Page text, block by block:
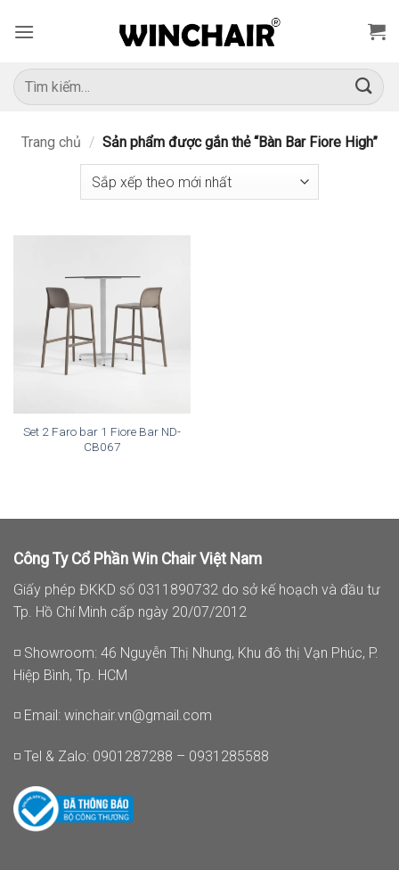
qua
dung
Tìm
kiếm:
Trang chủ / Sản phẩm được gắn thẻ “Bàn Bar Fiore High”
Set 2 Faro bar 1 Fiore Bar ND-
CB067
Công Ty Cổ Phần Win Chair Việt Nam
Giấy phép ĐKKD số 0311890732 do sở kế hoạch và đầu tư
Tp. Hồ Chí Minh cấp ngày 20/07/2012
◽ Showroom: 46 Nguyễn Thị Nhung, Khu đô thị Vạn Phúc, P.
Hiệp Bình, Tp. HCM
◽ Email: winchair.vn@gmail.com
◽ Tel & Zalo: 0901287288 – 0931285588